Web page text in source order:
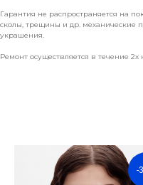
Гарантия не распространяется на
сколы, трещины и др. механические
украшения.
Ремонт осуществляется в течение 2х
-